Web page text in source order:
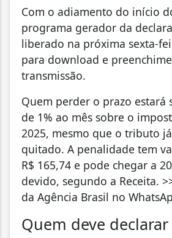
Com o adiamento do início
programa gerador da
liberado na próxima sexta-
para download e
transmissão.
Quem perder o prazo estará
de 1% ao mês sobre o
2025, mesmo que o tributo
quitado. A penalidade tem
R$ 165,74 e pode chegar a
devido, segundo a Receita.
da Agência Brasil no
Quem deve declarar